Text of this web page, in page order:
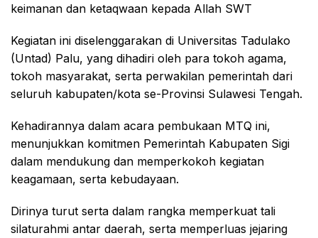
keimanan dan ketaqwaan kepada Allah SWT
Kegiatan ini diselenggarakan di Universitas Tadulako
(Untad) Palu, yang dihadiri oleh para tokoh agama,
tokoh masyarakat, serta perwakilan pemerintah dari
seluruh kabupaten/kota se-Provinsi Sulawesi Tengah.
Kehadirannya dalam acara pembukaan MTQ ini,
menunjukkan komitmen Pemerintah Kabupaten Sigi
dalam mendukung dan memperkokoh kegiatan
keagamaan, serta kebudayaan.
Dirinya turut serta dalam rangka memperkuat tali
silaturahmi antar daerah, serta memperluas jejaring